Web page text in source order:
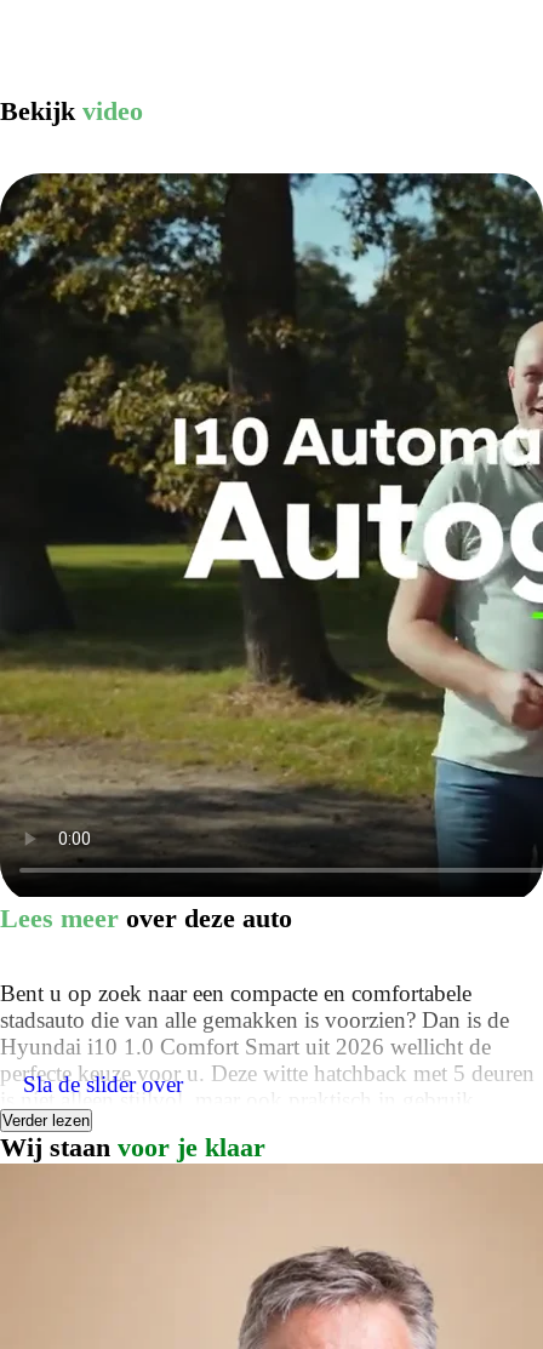
Bekijk video
Lees meer over deze auto
Bent u op zoek naar een compacte en comfortabele
stadsauto die van alle gemakken is voorzien? Dan is de
Hyundai i10 1.0 Comfort Smart uit 2026 wellicht de
perfecte keuze voor u. Deze witte hatchback met 5 deuren
is niet alleen stijlvol, maar ook praktisch in gebruik.
Neem plaats achter het multifunctionele stuur van de i10
met de in hoogte verstelbare bestuurdersstoel. Of u nu een
lange of korte rit maakt, u zit altijd goed achter het stuur
Verder lezen
Wij staan voor je klaar
Sla de slider over